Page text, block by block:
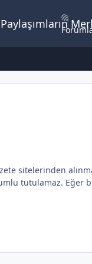
sitelerinden
tutulamaz.